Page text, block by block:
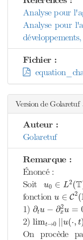
Analyse pour
Analyse pour
Fichier :
Version de Golaretuf
Auteur :
Golaretuf
Remarque :
Énoncé :
Soitu0 ∈ L2(T
L2(T
fonction u ∈ C2(
C2(
1) ∂tu − ∂2
xu =
∂t x2 0
2) limt→0 u(⋅, t)
lim 0 | u ,t
On procède